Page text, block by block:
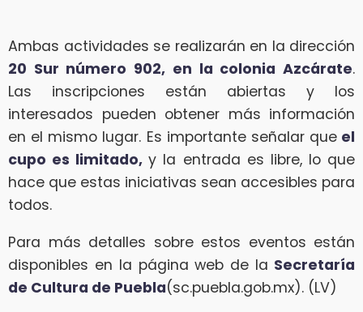
Ambas actividades se realizarán en la dirección
20 Sur número 902, en la colonia Azcárate.
Las inscripciones están abiertas y los
interesados pueden obtener más información
en el mismo lugar. Es importante señalar queel
cupo es limitado,y la entrada es libre, lo que
hace que estas iniciativas sean accesibles para
todos.
Para más detalles sobre estos eventos están
disponibles en la página web de la Secretaría
de Cultura de Puebla(sc.puebla.gob.mx). (LV)